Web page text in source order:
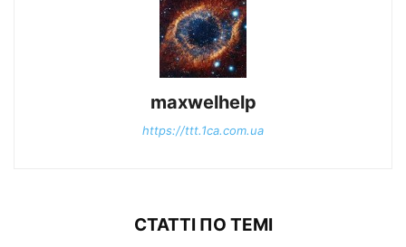
maxwelhelp
https://ttt.1ca.com.ua
СТАТТІ ПО ТЕМІ